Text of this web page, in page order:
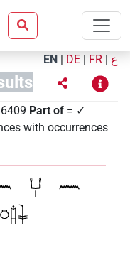
EN | DE | FR | ع
Part of = ✓
with occurrences